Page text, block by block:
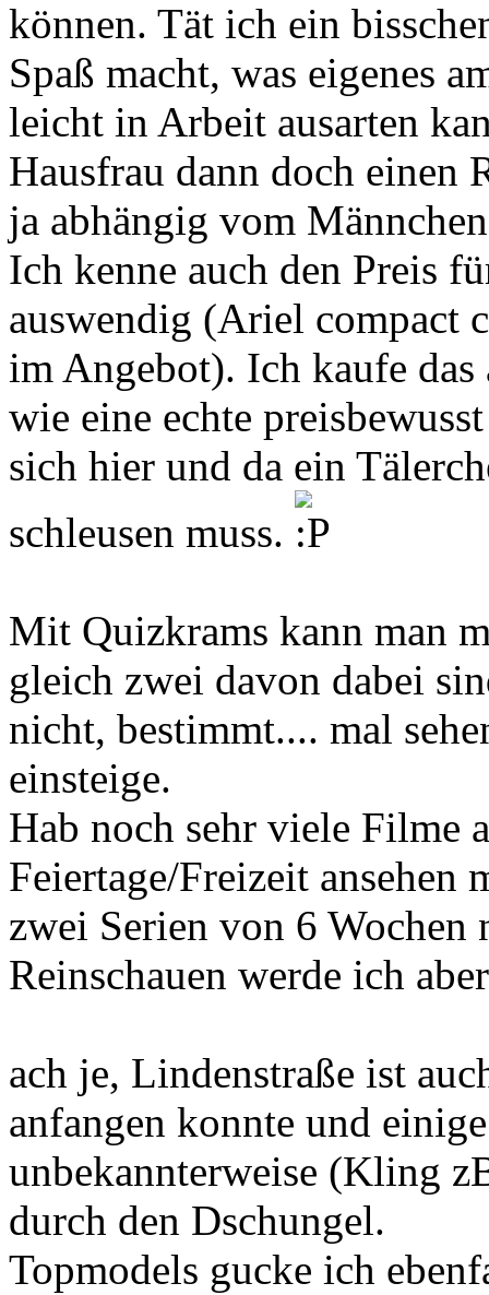
können. Tät ich ein
Spaß macht, was eigenes
leicht in Arbeit ausarten
Hausfrau dann doch einen
ja abhängig vom
Ich kenne auch den Preis
auswendig (Ariel compact
im Angebot). Ich kaufe
wie eine echte
sich hier und da ein
schleusen muss.
Mit Quizkrams kann man
gleich zwei davon dabei
nicht, bestimmt.... mal
einsteige.
Hab noch sehr viele Filme
Feiertage/Freizeit ansehen
zwei Serien von 6 Wochen
Reinschauen werde ich
ach je, Lindenstraße ist
anfangen konnte und
unbekannterweise (Kling
durch den Dschungel.
Topmodels gucke ich